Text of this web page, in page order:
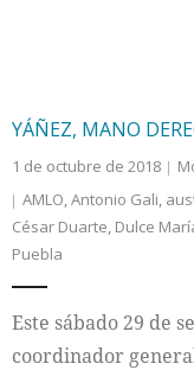
YÁÑEZ, MANO
1 de octubre de 2018
AMLO,Antonio Gali,
César Duarte, Dulce
Puebla
Este sábado 29 de
coordinador